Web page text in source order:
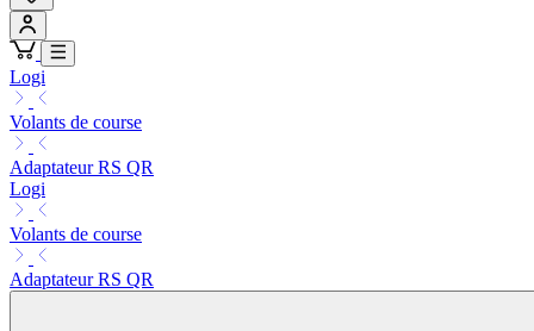
Logi
Volants de course
Adaptateur RS QR
Logi
Volants de course
Adaptateur RS QR